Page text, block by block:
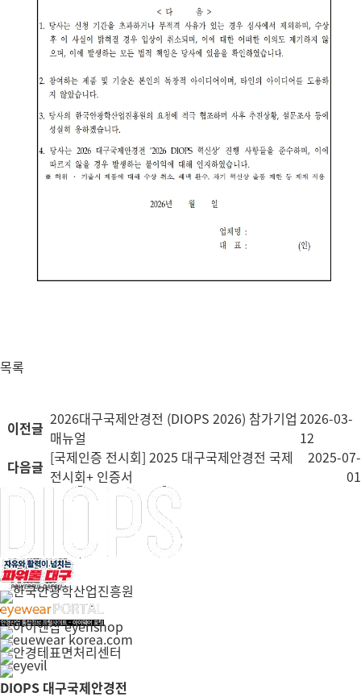
목록
이전글 2026대구국제안경전 (DIOPS 2026) 참가기업
매뉴얼
2026-03-
12
다음글 [국제인증 전시회] 2025 대구국제안경전 국제
전시회+ 인증서
2025-07-
01
DIOPS 대구국제안경전